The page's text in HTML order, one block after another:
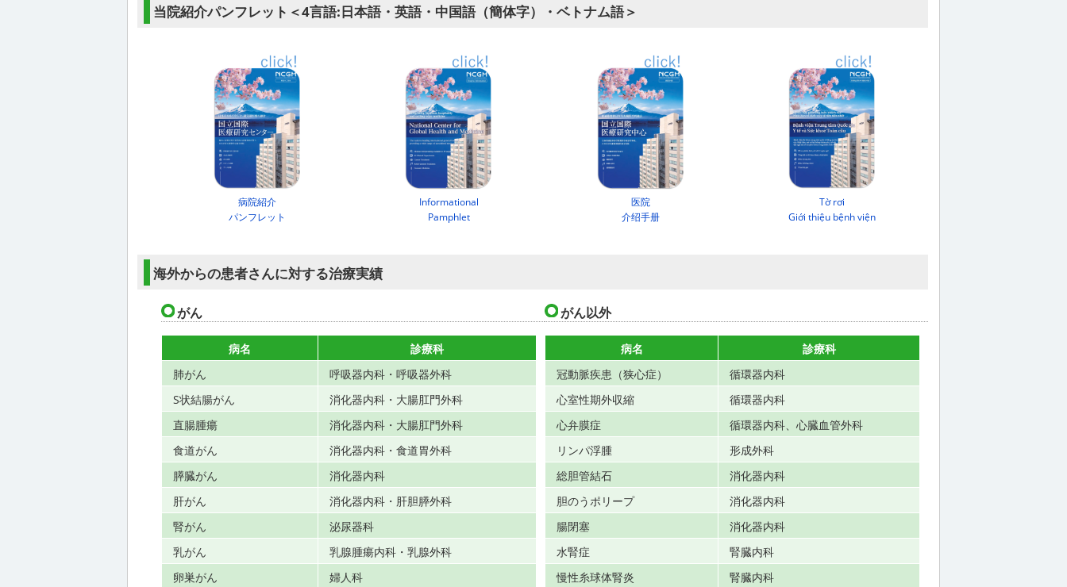
当院紹介パンフレット＜4言語:日本語・英語・中国語（簡体字）・ベトナム語＞
病院紹介
パンフレット
Informational
Pamphlet
医院
介绍手册
Tờ rơi
Giới thiệu bệnh viện
海外からの患者さんに対する治療実績
がん
病名
診療科
肺がん
呼吸器内科・呼吸器外科
S状結腸がん
消化器内科・大腸肛門外科
直腸腫瘍
消化器内科・大腸肛門外科
食道がん
消化器内科・食道胃外科
膵臓がん
消化器内科
肝がん
消化器内科・肝胆膵外科
腎がん
泌尿器科
乳がん
乳腺腫瘍内科・乳腺外科
卵巣がん
婦人科
がん以外
病名
診療科
冠動脈疾患（狭心症）
循環器内科
心室性期外収縮
循環器内科
心弁膜症
循環器内科、心臓血管外科
リンパ浮腫
形成外科
総胆管結石
消化器内科
胆のうポリープ
消化器内科
腸閉塞
消化器内科
水腎症
腎臓内科
慢性糸球体腎炎
腎臓内科